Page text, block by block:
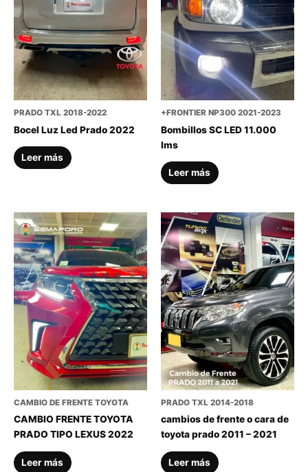
PRADO TXL 2018-2022
Bocel Luz Led Prado 2022
Leer más
+FRONTIER NP300 2021-2023
Bombillos SC LED 11.000
lms
Leer más
CAMBIO DE FRENTE TOYOTA
CAMBIO FRENTE TOYOTA
PRADO TIPO LEXUS 2022
Leer más
PRADO TXL 2014-2018
cambios de frente o cara de
toyota prado 2011 – 2021
Leer más